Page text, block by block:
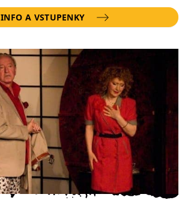
INFO A VSTUPENKY